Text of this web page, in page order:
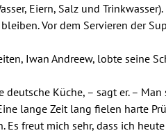
Eiern, Salz und
Vor dem Servieren der
Iwan Andreew, lobte seine
Küche, – sagt er. –
lange Zeit lang fielen harte
Es freut mich sehr, dass ich